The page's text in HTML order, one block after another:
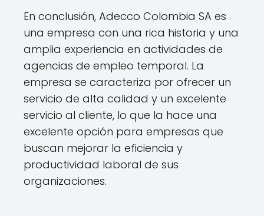
En conclusión, Adecco Colombia SA es
una empresa con una rica historia y una
amplia experiencia en actividades de
agencias de empleo temporal. La
empresa se caracteriza por ofrecer un
servicio de alta calidad y un excelente
servicio al cliente, lo que la hace una
excelente opción para empresas que
buscan mejorar la eficiencia y
productividad laboral de sus
organizaciones.